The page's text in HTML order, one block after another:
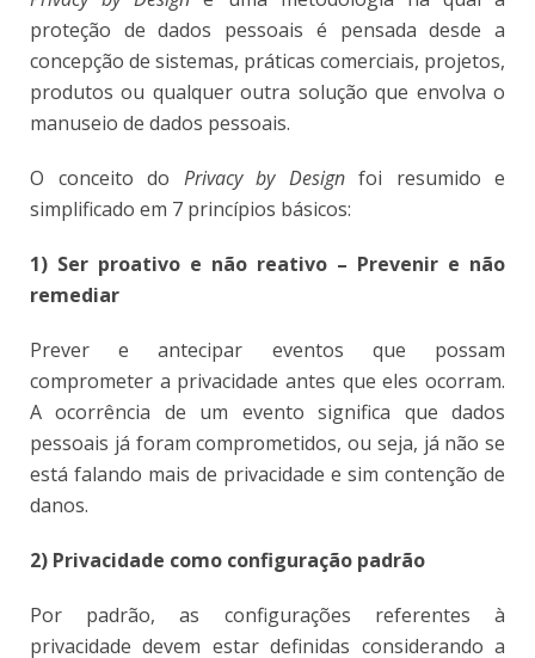
proteção de dados pessoais é pensada desde a
concepção de sistemas, práticas comerciais, projetos,
produtos ou qualquer outra solução que envolva o
manuseio de dados pessoais.
O conceito do Privacy by Designfoi resumido e
simplificado em 7 princípios básicos:
1) Ser proativo e não reativo – Prevenir e não
remediar
Prever e antecipar eventos que possam
comprometer a privacidade antes que eles ocorram.
A ocorrência de um evento significa que dados
pessoais já foram comprometidos, ou seja, já não se
está falando mais de privacidade e sim contenção de
danos.
2) Privacidade como configuração padrão
Por padrão, as configurações referentes à
privacidade devem estar definidas considerando a